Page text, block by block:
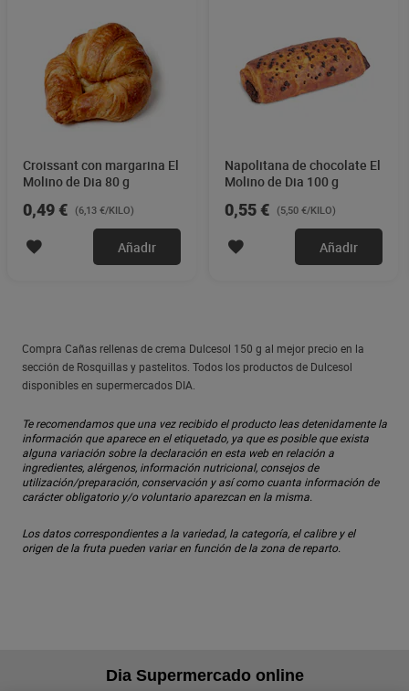
Croissant con margarina El
Molino de Dia 80 g
0,49 € (6,13 €/KILO)
Añadir
Napolitana de chocolate El
Molino de Dia 100 g
0,55 € (5,50 €/KILO)
Añadir
Compra Cañas rellenas de crema Dulcesol 150 g al mejor precio en la
sección de Rosquillas y pastelitos. Todos los productos de Dulcesol
disponibles en supermercados DIA.
Te recomendamos que una vez recibido el producto leas detenidamente la
información que aparece en el etiquetado, ya que es posible que exista
alguna variación sobre la declaración en esta web en relación a
ingredientes, alérgenos, información nutricional, consejos de
utilización/preparación, conservación y así como cuanta información de
carácter obligatorio y/o voluntario aparezcan en la misma.
Los datos correspondientes a la variedad, la categoría, el calibre y el
origen de la fruta pueden variar en función de la zona de reparto.
Dia Supermercado online